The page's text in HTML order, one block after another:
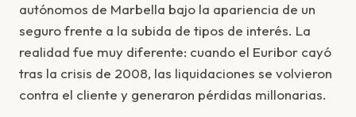
autónomos de Marbella bajo la apariencia de un
seguro frente a la subida de tipos de interés. La
realidad fue muy diferente: cuando el Euribor cayó
tras la crisis de 2008, las liquidaciones se volvieron
contra el cliente y generaron pérdidas millonarias.